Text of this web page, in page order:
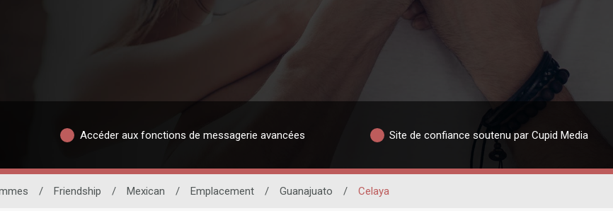
Accéder aux fonctions de messagerie avancées Site de confiance soutenu par Cupid Media
/ Friendship / Mexican / Emplacement / Guanajuato / Celaya